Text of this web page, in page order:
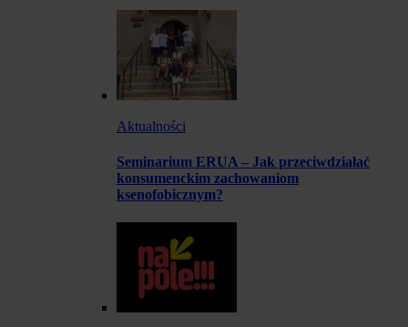
Aktualności
Seminarium ERUA – Jak przeciwdziałać
konsumenckim zachowaniom
ksenofobicznym?